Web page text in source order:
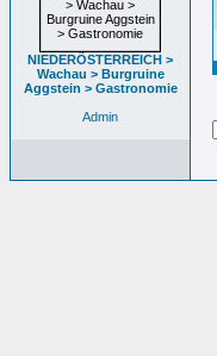
NIEDERÖSTERREICH >
Wachau > Burgruine
Aggstein > Gastronomie
Admin